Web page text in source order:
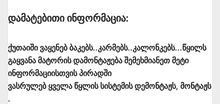
Დამატებითი Ინფორმაცია:
ქუთაიში ვაყენებ ბაკებს..კარმებს..კალონკებს...წყილს
გაყვანა მატორის დამონტაჟება შემეხმიანეთ მეტი
ინფორმაციისთვის პირადში
ვასრულებ ყველა წყლის სისტემის დემონტაჟს, მონტაჟს
.